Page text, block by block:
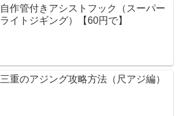
自作管付きアシストフック（スーパー
ライトジギング）【60円で】
三重のアジング攻略方法（尺アジ編）